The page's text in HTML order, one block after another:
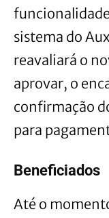
sistema do
reavaliará o
aprovar, o
confirmação
para
Beneficiados
Até o